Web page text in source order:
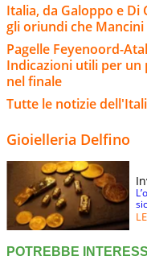
Italia, da Galoppo e Di
gli oriundi che
Pagelle Feyenoord-
Indicazioni utili per un
nel finale
Tutte le notizie
Gioielleria Delfino